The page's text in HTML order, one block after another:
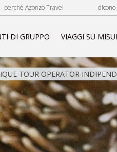
perché Azonzo Travel
DI GRUPPO VIAGGI SU
TOUR OPERATOR